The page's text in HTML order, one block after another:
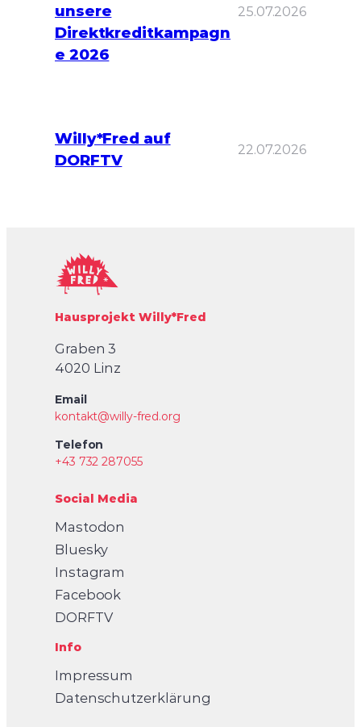
unsere
Direktkreditkampagn
e 2026
25.07.2026
Willy*Fred auf
DORFTV
22.07.2026
Hausprojekt Willy*Fred
Graben 3
4020 Linz
Email
kontakt@willy-fred.org
Telefon
+43 732 287055
Social Media
Mastodon
Bluesky
Instagram
Facebook
DORFTV
Info
Impressum
Datenschutzerklärung